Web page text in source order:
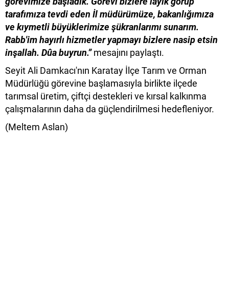
tarafımıza tevdi eden İl müdürümüze, bakanlığımıza
ve kıymetli büyüklerimize şükranlarımı sunarım.
Rabb'im hayırlı hizmetler yapmayı bizlere nasip etsin
inşallah. Dûa buyrun.”mesajını paylaştı.
Seyit Ali Damkacı'nın Karatay İlçe Tarım ve Orman
Müdürlüğü görevine başlamasıyla birlikte ilçede
tarımsal üretim, çiftçi destekleri ve kırsal kalkınma
çalışmalarının daha da güçlendirilmesi hedefleniyor.
(Meltem Aslan)